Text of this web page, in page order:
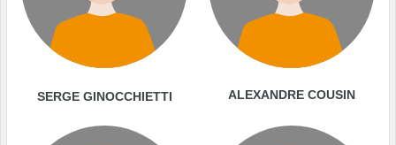
SERGE GINOCCHIETTI ALEXANDRE COUSIN